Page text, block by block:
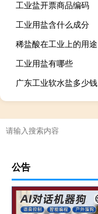
工业盐开票商品编码
工业用盐含什么成分
稀盐酸在工业上的用途
工业用盐有哪些
广东工业软水盐多少钱
公告